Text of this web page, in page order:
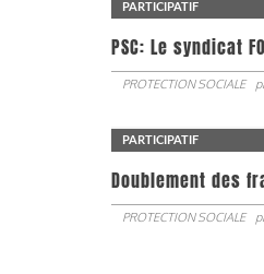
PARTICIPATIF
PSC: Le syndicat
PROTECTION SOCIALE
PARTICIPATIF
Doublement des
PROTECTION SOCIALE